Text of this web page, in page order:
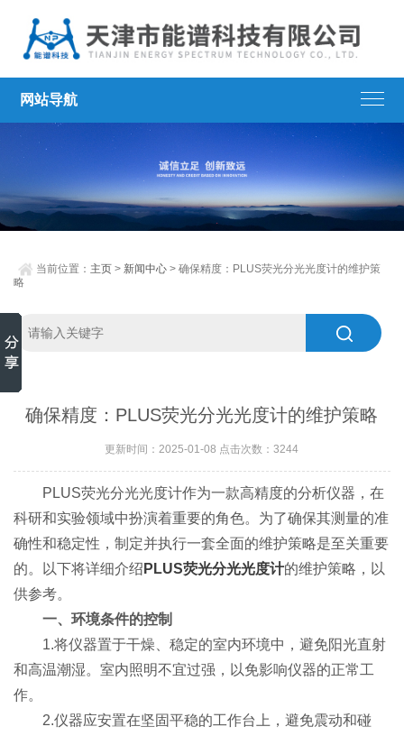
网站导航
当前位置： 主页 > 新闻中心 > 确保精度：PLUS荧光分光光度计的维护策
略
确保精度：PLUS荧光分光光度计的维护策略
更新时间：2025-01-08 点击次数：3244
PLUS荧光分光光度计作为一款高精度的分析仪器，在
科研和实验领域中扮演着重要的角色。为了确保其测量的准
确性和稳定性，制定并执行一套全面的维护策略是至关重要
的。以下将详细介绍 PLUS荧光分光光度计的维护策略，以
供参考。
一、环境条件的控制
1.将仪器置于干燥、稳定的室内环境中，避免阳光直射
和高温潮湿。室内照明不宜过强，以免影响仪器的正常工
作。
2.仪器应安置在坚固平稳的工作台上，避免震动和碰